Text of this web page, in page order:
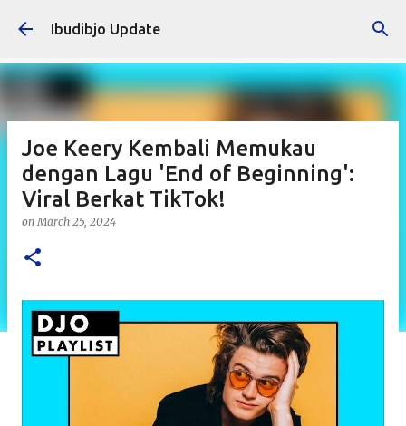
Skip to main content
Ibudibjo Update
Joe Keery Kembali Memukau
dengan Lagu 'End of Beginning':
Viral Berkat TikTok!
onMarch 25, 2024